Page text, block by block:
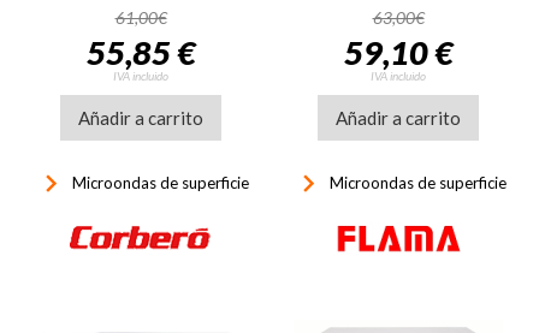
61,00€
55,85 €
IVA incluido
Añadir a carrito
keyboard_arrow_right Microondas de superficie
63,00€
59,10 €
IVA incluido
Añadir a carrito
keyboard_arrow_right Microondas de superficie